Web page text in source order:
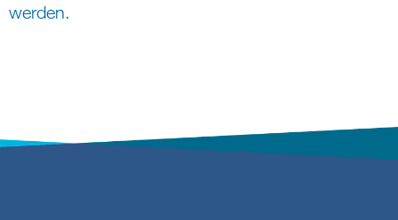
werden.